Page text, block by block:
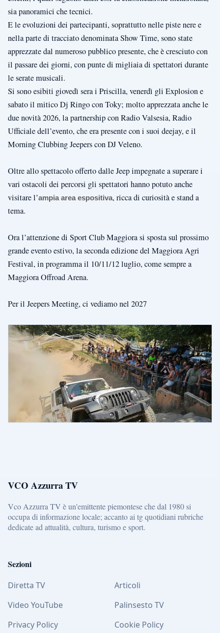
sia panoramici che tecnici.
E le evoluzioni dei partecipanti, soprattutto nelle piste nere e
nella parte di tracciato denominata Show Time, sono state
apprezzate dal numeroso pubblico presente, che è cresciuto con
il passare dei giorni, con punte di migliaia di spettatori durante
le serate musicali.
Si sono esibiti giovedì sera i Priscilla, venerdì gli Explosion e
sabato il mitico Dj Ringo con Toky; molto apprezzata anche le
due novità 2026, la partnership con Radio Valsesia, Radio
Ufficiale dell’evento, che era presente con i suoi deejay, e il
Morning Clubbing Jeepers con DJ Veleno.
Oltre allo spettacolo offerto dalle Jeep impegnate a superare i
vari ostacoli dei percorsi gli spettatori hanno potuto anche
visitare l’ampia area espositiva, ricca di curiosità e stand a
tema.
Ora l’attenzione di Sport Club Maggiora si sposta sul prossimo
grande evento estivo, la seconda edizione del Maggiora Agri
Festival, in programma il 10/11/12 luglio, come sempre a
Maggiora Offroad Arena.
Per il Jeepers Meeting, ci vediamo nel 2027
VCO Azzurra TV
Vco Azzurra TV è un'emittente piemontese che dal 1980 si
occupa di informazione locale; accanto ai tg quotidiani rubriche
dedicate ad attualità, cultura, turismo e sport.
Sezioni
Diretta TV
Articoli
Video YouTube
Palinsesto TV
Privacy Policy
Cookie Policy